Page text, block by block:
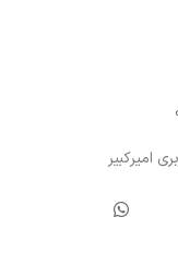
امیرکبیر